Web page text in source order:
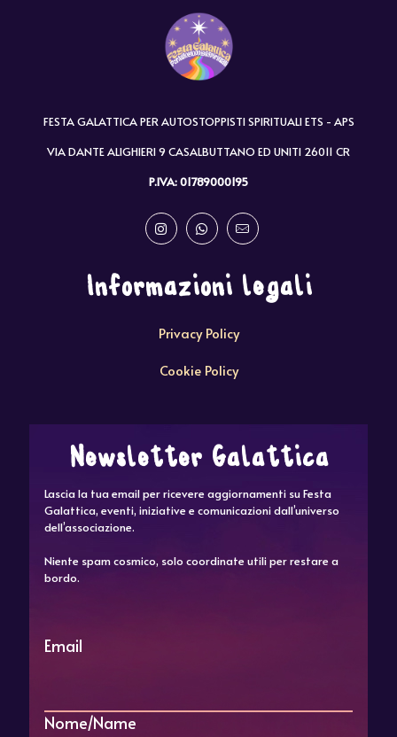
FESTA GALATTICA PER AUTOSTOPPISTI SPIRITUALI ETS - APS
VIA DANTE ALIGHIERI 9 CASALBUTTANO ED UNITI 26011 CR
P.IVA: 01789000195
Informazioni legali
Privacy Policy
Cookie Policy
Newsletter Galattica
Lascia la tua email per ricevere aggiornamenti su Festa
Galattica, eventi, iniziative e comunicazioni dall’universo
dell’associazione.
Niente spam cosmico, solo coordinate utili per restare a
bordo.
Email
Nome/Name